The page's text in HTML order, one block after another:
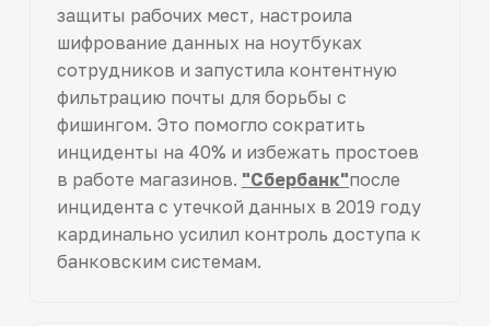
защиты рабочих мест, настроила
шифрование данных на ноутбуках
сотрудников и запустила контентную
фильтрацию почты для борьбы с
фишингом. Это помогло сократить
инциденты на 40% и избежать простоев
в работе магазинов. "Сбербанк"после
инцидента с утечкой данных в 2019 году
кардинально усилил контроль доступа к
банковским системам.